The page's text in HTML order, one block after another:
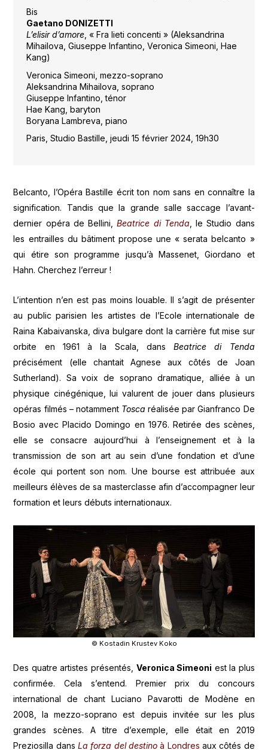
Bis
Gaetano DONIZETTI
L’elisir d’amore, « Fra lieti concenti » (Aleksandrina
Mihailova, Giuseppe Infantino, Veronica Simeoni, Hae
Kang)
Veronica Simeoni, mezzo-soprano
Aleksandrina Mihailova, soprano
Giuseppe Infantino, ténor
Hae Kang, baryton
Boryana Lambreva, piano
Paris, Studio Bastille, jeudi 15 février 2024, 19h30
Belcanto, l’Opéra Bastille écrit ton nom sans en connaître la
signification. Tandis que la grande salle saccage l’avant-
dernier opéra de Bellini,Beatrice di Tenda , le Studio dans
les entrailles du bâtiment propose une « serata belcanto »
qui étire son programme jusqu’à Massenet, Giordano et
Hahn. Cherchez l’erreur !
L’intention n’en est pas moins louable. Il s’agit de présenter
au public parisien les artistes de l’Ecole internationale de
Raina Kabaivanska, diva bulgare dont la carrière fut mise sur
orbite en 1961 à la Scala, dansBeatrice di Tenda
précisément (elle chantait Agnese aux côtés de Joan
Sutherland). Sa voix de soprano dramatique, alliée à un
physique cinégénique, lui valurent de jouer dans plusieurs
opéras filmés – notammentTosca réalisée par Gianfranco De
Bosio avec Placido Domingo en 1976. Retirée des scènes,
elle se consacre aujourd’hui à l’enseignement et à la
transmission de son art au sein d’une fondation et d’une
école qui portent son nom. Une bourse est attribuée aux
meilleurs élèves de sa masterclasse afin d’accompagner leur
formation et leurs débuts internationaux.
© Kostadin Krustev Koko
Des quatre artistes présentés, Veronica Simeoni est la plus
confirmée. Cela s’entend. Premier prix du concours
international de chant Luciano Pavarotti de Modène en
2008, la mezzo-soprano est depuis invitée sur les plus
grandes scènes. A titre d’exemple, elle était en 2019
Preziosilla dansLa forza del destinoà Londres aux côtés de